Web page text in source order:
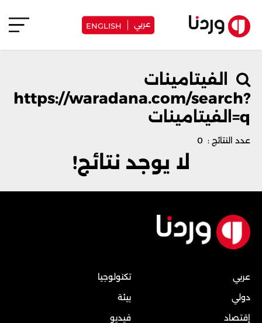
عربي ENGLISH
الفيتامينات
https://waradana.com/search?
q=الفيتامينات
عدد النتائج : 0
لا يوجد نتائج!
عربي
دولي
إقتصاد
تكنولوجيا
بيئة
فيديو